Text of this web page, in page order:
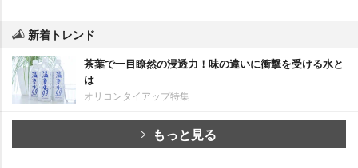
新着トレンド
茶葉で一目瞭然の浸透力！味の違いに衝撃を受ける水と
は
オリコンタイアップ特集
もっと見る